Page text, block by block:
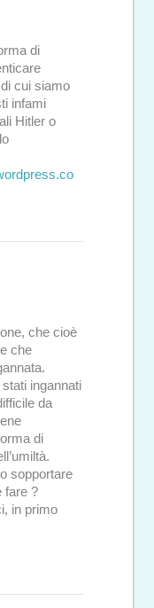
di
cui siamo
infami
Hitler o
che cioè
che
ingannati
da
di
sopportare
fare ?
in primo